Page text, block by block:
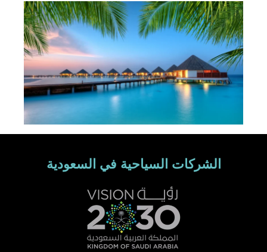
الشركات السياحية في السعودية